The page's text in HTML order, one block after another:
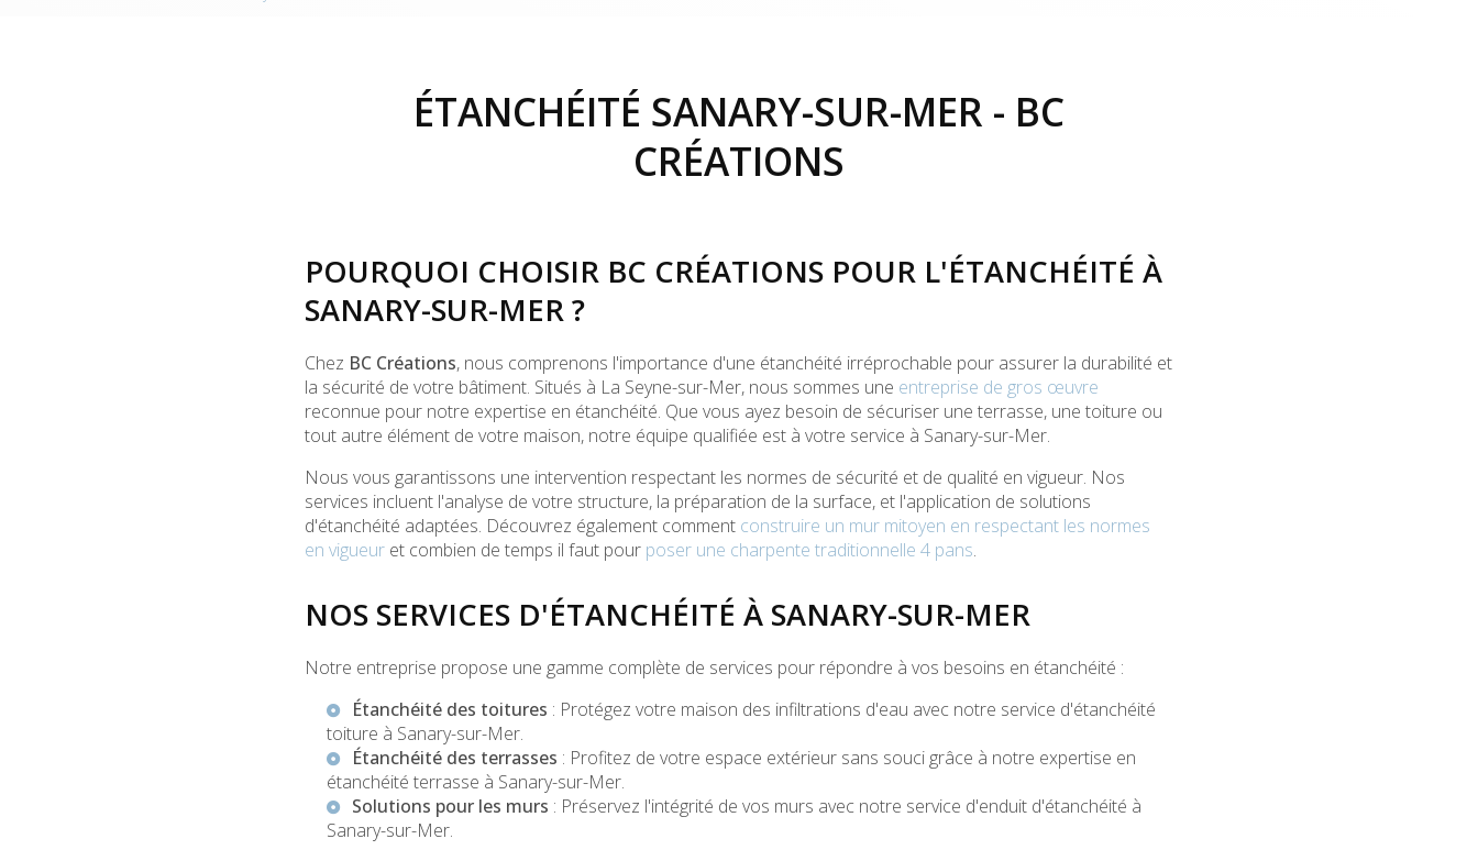
ÉTANCHÉITÉ SANARY-SUR-MER - BC
CRÉATIONS
POURQUOI CHOISIR BC CRÉATIONS POUR L'ÉTANCHÉITÉ À
SANARY-SUR-MER ?
Chez BC Créations, nous comprenons l'importance d'une étanchéité irréprochable pour assurer la durabilité et
la sécurité de votre bâtiment. Situés à La Seyne-sur-Mer, nous sommes une entreprise de gros œuvre
reconnue pour notre expertise en étanchéité. Que vous ayez besoin de sécuriser une terrasse, une toiture ou
tout autre élément de votre maison, notre équipe qualifiée est à votre service à Sanary-sur-Mer.
Nous vous garantissons une intervention respectant les normes de sécurité et de qualité en vigueur. Nos
services incluent l'analyse de votre structure, la préparation de la surface, et l'application de solutions
d'étanchéité adaptées. Découvrez également comment construire un mur mitoyen en respectant les normes
en vigueur et combien de temps il faut pour poser une charpente traditionnelle 4 pans.
NOS SERVICES D'ÉTANCHÉITÉ À SANARY-SUR-MER
Notre entreprise propose une gamme complète de services pour répondre à vos besoins en étanchéité :
Étanchéité des toitures : Protégez votre maison des infiltrations d'eau avec notre service d'étanchéité
toiture à Sanary-sur-Mer.
Étanchéité des terrasses : Profitez de votre espace extérieur sans souci grâce à notre expertise en
étanchéité terrasse à Sanary-sur-Mer.
Solutions pour les murs : Préservez l'intégrité de vos murs avec notre service d'enduit d'étanchéité à
Sanary-sur-Mer.